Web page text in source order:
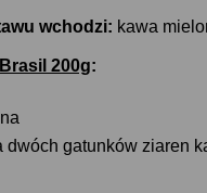
wchodzi: kawa
200g:
dwóch gatunków ziaren